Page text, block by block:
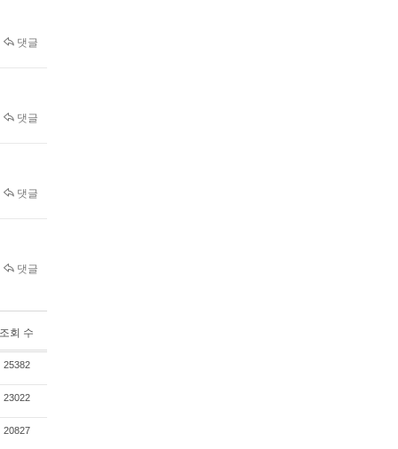
댓글
댓글
댓글
댓글
조회 수
25382
23022
20827